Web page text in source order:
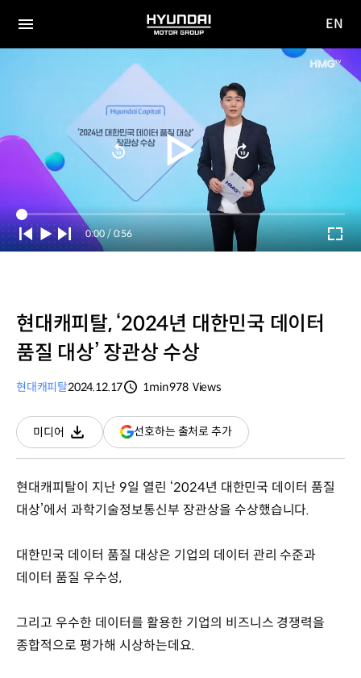
전체
HYUNDAI
MOTOR
사이
이동
EN
Current
Time
0:00 / Duration
0:56
현대캐피탈, ‘2024년 대한민국 데이터
품질 대상’ 장관상 수상
현대캐피탈2024.12.17
1min978 Views
미디어
다운로드
선호하는 출처로 추가(새
창
현대캐피탈이 지난 9일 열린 ‘2024년 대한민국 데이터 품질
대상’에서 과학기술정보통신부 장관상을 수상했습니다.
대한민국 데이터 품질 대상은 기업의 데이터 관리 수준과
데이터 품질 우수성,
그리고 우수한 데이터를 활용한 기업의 비즈니스 경쟁력을
종합적으로 평가해 시상하는데요.